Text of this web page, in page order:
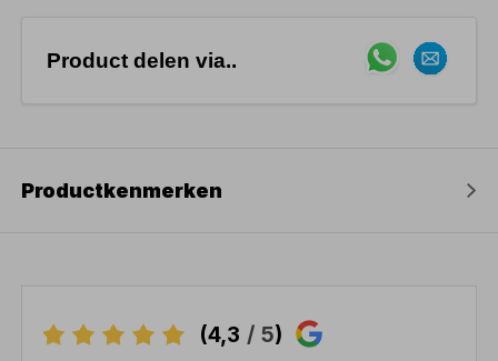
Product delen via..
Productkenmerken
(4,3 / 5)